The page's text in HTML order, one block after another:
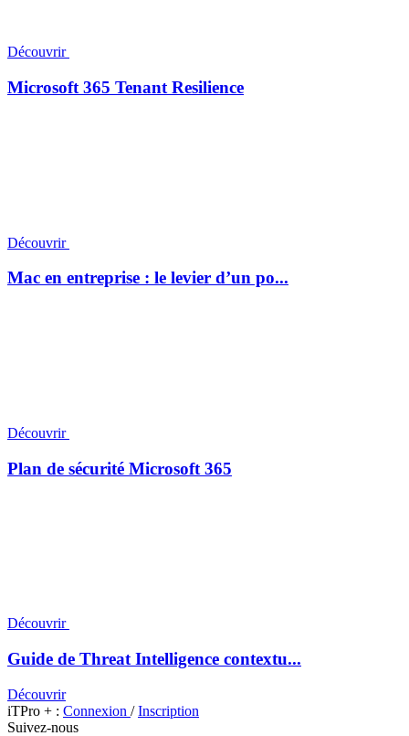
Découvrir
Microsoft 365 Tenant Resilience
Découvrir
Mac en entreprise : le levier d’un po...
Découvrir
Plan de sécurité Microsoft 365
Découvrir
Guide de Threat Intelligence contextu...
Découvrir
iTPro + : Connexion /Inscription
Suivez-nous